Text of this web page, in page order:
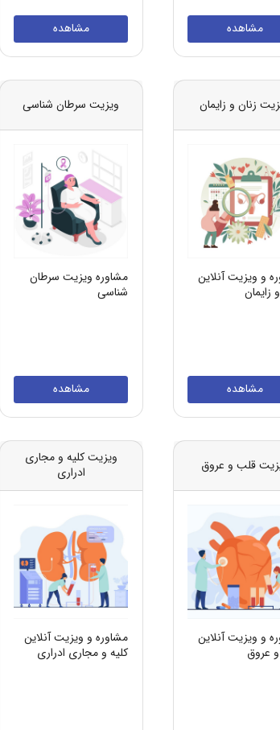
مشاهده مشاهده
زنان و زایمان
و ویزیت آنلاین
زایمان
مشاهده
ویزیت سرطان شناسی
مشاوره ویزیت سرطان
شناسی
مشاهده
قلب و عروق
و ویزیت آنلاین
عروق
ویزیت کلیه و مجاری
ادراری
مشاوره و ویزیت آنلاین
کلیه و مجاری ادراری